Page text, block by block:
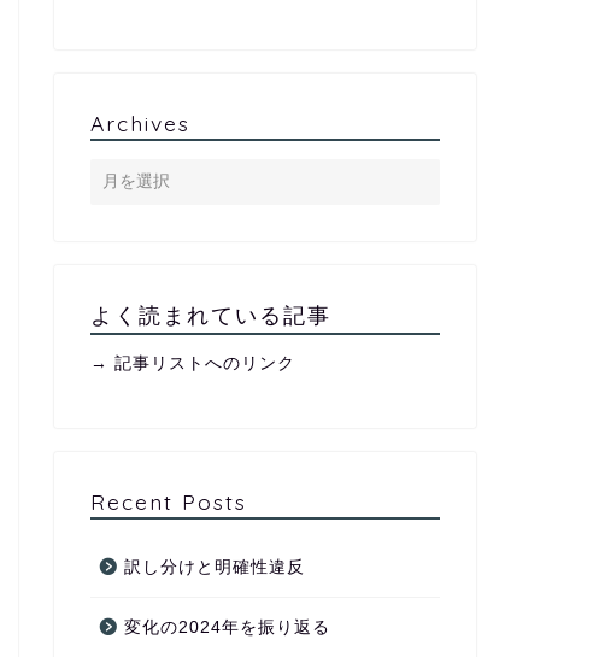
Archives
よく読まれている記事
→ 記事リストへのリンク
Recent Posts
訳し分けと明確性違反
変化の2024年を振り返る